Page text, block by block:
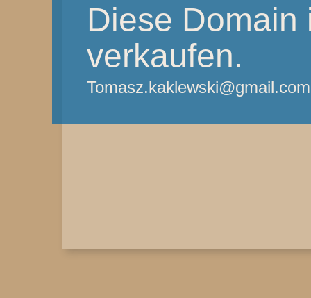
Diese Domain
verkaufen.
Tomasz.kaklewski@gmail.com